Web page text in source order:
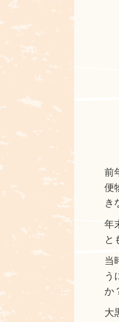
前
便
き
年
と
当
う
か
大